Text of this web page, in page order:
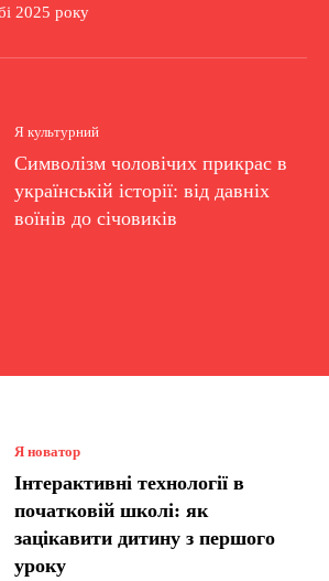
2025 року
Я культурний
Символізм чоловічих прикрас в
українській історії: від давніх
воїнів до січовиків
Я новатор
Інтерактивні технології в
початковій школі: як
зацікавити дитину з першого
уроку